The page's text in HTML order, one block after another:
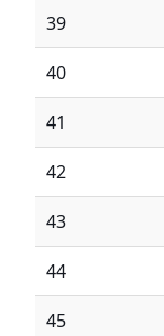
39
40
41
42
43
44
45